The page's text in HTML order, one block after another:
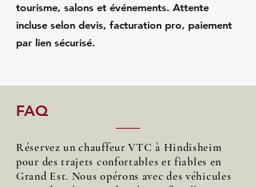
tourisme, salons et événements. Attente
incluse selon devis, facturation pro, paiement
par lien sécurisé.
FAQ
Réservez un chauffeur VTC à Hindisheim
pour des trajets confortables et fiables en
Grand Est. Nous opérons avec des véhicules